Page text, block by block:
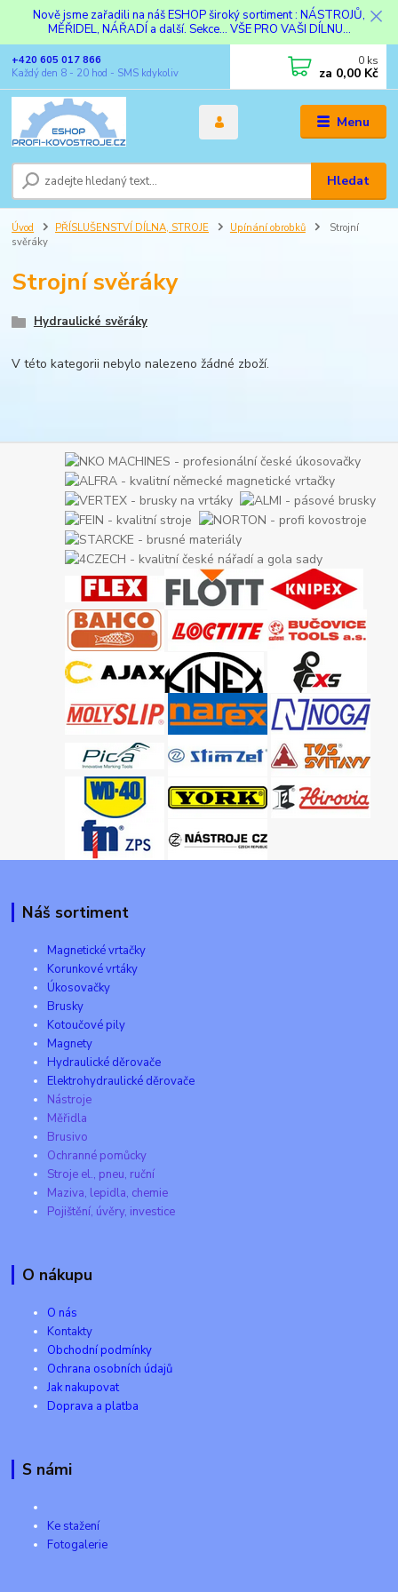
Nově jsme zařadili na náš ESHOP široký sortiment : NÁSTROJŮ,
MĚŘIDEL, NÁŘADÍ a další. Sekce... VŠE PRO VAŠI DÍLNU...
Menu
Hledat
+420 605 017 866
Každý den 8 - 20 hod - SMS kdykoliv
0 ks
za 0,00 Kč
Úvod PŘÍSLUŠENSTVÍ DÍLNA, STROJE Upínání obrobků
Strojní
svěráky
Strojní svěráky
Hydraulické svěráky
V této kategorii nebylo nalezeno žádné zboží.
Náš sortiment
Magnetické vrtačky
Korunkové vrtáky
Úkosovačky
Brusky
Kotoučové pily
Magnety
Hydraulické děrovače
Elektrohydraulické děrovače
Nástroje
Měřidla
Brusivo
Ochranné pomůcky
Stroje el., pneu, ruční
Maziva, lepidla, chemie
Pojištění, úvěry, investice
O nákupu
O nás
Kontakty
Obchodní podmínky
Ochrana osobních údajů
Jak nakupovat
Doprava a platba
S námi
Ke stažení
Fotogalerie